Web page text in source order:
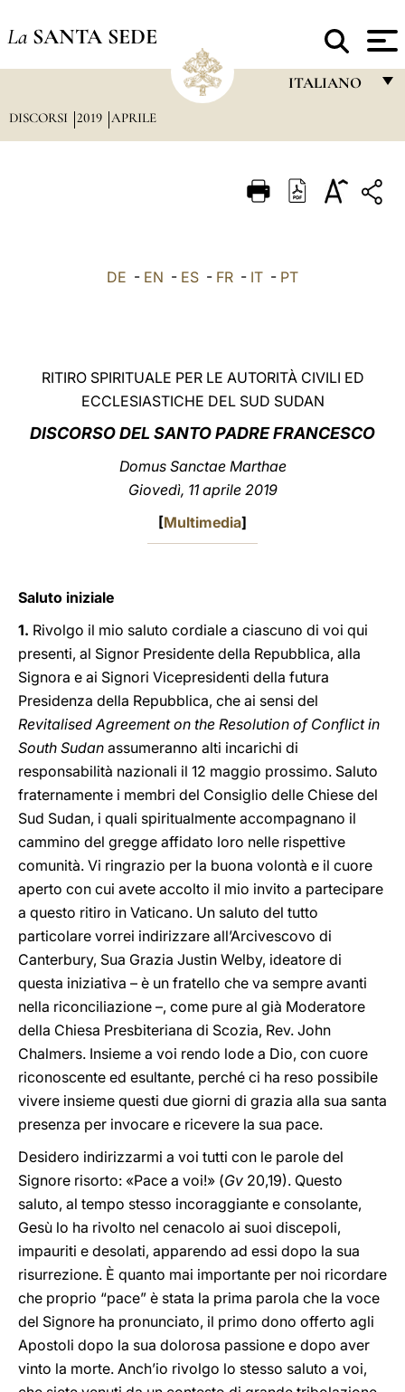
La SANTA SEDE
ITALIANO
ITALIANO
العربيّة
中文
LATINE
DISCORSI 2019 APRILE
DE - EN - ES - FR - IT - PT
RITIRO SPIRITUALE PER LE AUTORITÀ CIVILI ED
ECCLESIASTICHE DEL SUD SUDAN
DISCORSO DEL SANTO PADRE FRANCESCO
Domus Sanctae Marthae
Giovedì, 11 aprile 2019
[Multimedia]
Saluto iniziale
1. Rivolgo il mio saluto cordiale a ciascuno di voi qui
presenti, al Signor Presidente della Repubblica, alla
Signora e ai Signori Vicepresidenti della futura
Presidenza della Repubblica, che ai sensi del
Revitalised Agreement on the Resolution of Conflict in
South Sudan assumeranno alti incarichi di
responsabilità nazionali il 12 maggio prossimo. Saluto
fraternamente i membri del Consiglio delle Chiese del
Sud Sudan, i quali spiritualmente accompagnano il
cammino del gregge affidato loro nelle rispettive
comunità. Vi ringrazio per la buona volontà e il cuore
aperto con cui avete accolto il mio invito a partecipare
a questo ritiro in Vaticano. Un saluto del tutto
particolare vorrei indirizzare all’Arcivescovo di
Canterbury, Sua Grazia Justin Welby, ideatore di
questa iniziativa – è un fratello che va sempre avanti
nella riconciliazione –, come pure al già Moderatore
della Chiesa Presbiteriana di Scozia, Rev. John
Chalmers. Insieme a voi rendo lode a Dio, con cuore
riconoscente ed esultante, perché ci ha reso possibile
vivere insieme questi due giorni di grazia alla sua santa
presenza per invocare e ricevere la sua pace.
Desidero indirizzarmi a voi tutti con le parole del
Signore risorto: «Pace a voi!» (Gv 20,19). Questo
saluto, al tempo stesso incoraggiante e consolante,
Gesù lo ha rivolto nel cenacolo ai suoi discepoli,
impauriti e desolati, apparendo ad essi dopo la sua
risurrezione. È quanto mai importante per noi ricordare
che proprio “pace” è stata la prima parola che la voce
del Signore ha pronunciato, il primo dono offerto agli
Apostoli dopo la sua dolorosa passione e dopo aver
vinto la morte. Anch’io rivolgo lo stesso saluto a voi,